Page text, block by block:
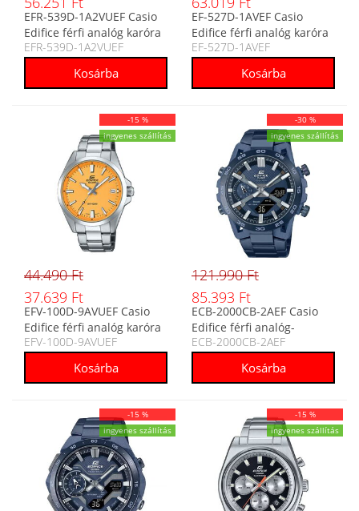
EFR-539D-1A2VUEF Casio
Edifice férfi analóg karóra
EFR-539D-1A2VUEF
EF-527D-1AVEF Casio
Edifice férfi analóg karóra
EF-527D-1AVEF
-15 %
ingyenes szállítás
44.490 Ft
37.639 Ft
EFV-100D-9AVUEF Casio
Edifice férfi analóg karóra
EFV-100D-9AVUEF
-30 %
ingyenes szállítás
121.990 Ft
85.393 Ft
ECB-2000CB-2AEF Casio
Edifice férfi analóg-
digitális karóra
ECB-2000CB-2AEF
-15 %
ingyenes szállítás
-15 %
ingyenes szállítás